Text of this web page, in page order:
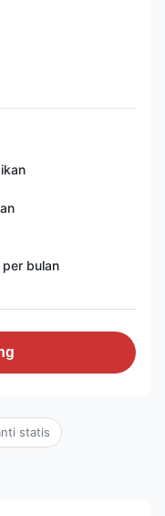
bulan
statis